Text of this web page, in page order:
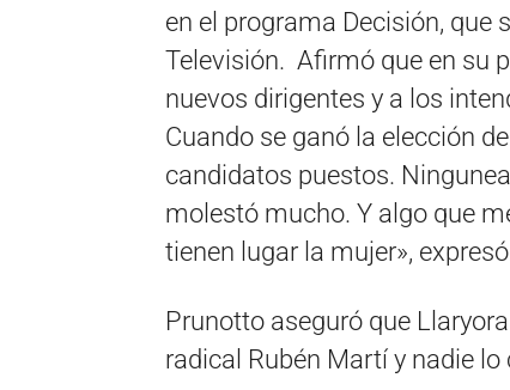
en el programa Decisión, que
Televisión. Afirmó que en su
nuevos dirigentes y a los
Cuando se ganó la elección
candidatos puestos.
molestó mucho. Y algo que
tienen lugar la mujer»,
Prunotto aseguró que
radical Rubén Martí y nadie lo